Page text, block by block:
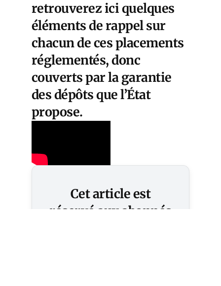
retrouverez ici quelques
éléments de rappel sur
chacun de ces placements
réglementés, donc
couverts par la garantie
des dépôts que l’État
propose.
Cet article est
réservé aux abonnés